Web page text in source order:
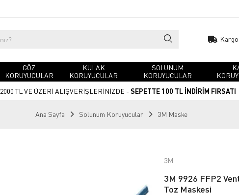
GÖZ
KORUYUCULAR
KULAK
KORUYUCULAR
SOLUNUM
KORUYUCULAR
2000 TL VE ÜZERİ ALIŞVERİŞLERİNİZDE - SEPETTE 100 TL İNDİRİM FIRSATI
Ana Sayfa Solunum Koruyucular 3M Maske
3M
3M 9926 FFP2
Toz Maskesi